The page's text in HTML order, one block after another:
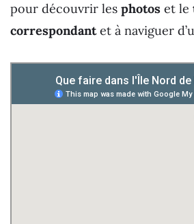
pour découvrir les photos et le
correspondantet à naviguer